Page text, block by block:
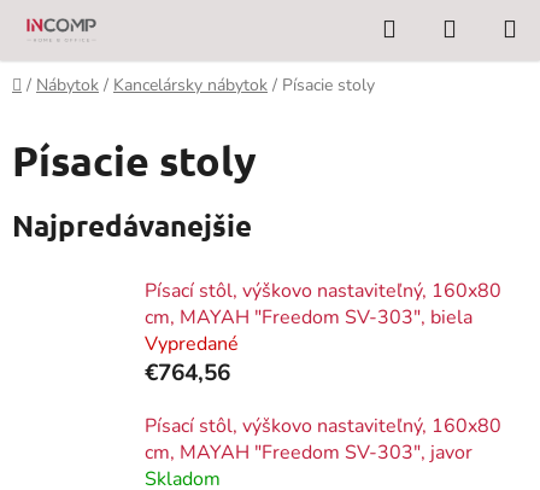
Prejsť
obsah
Hľadať
KOŠÍK
Domov
/ Nábytok / Kancelársky nábytok / Písacie stoly
Písacie stoly
Najpredávanejšie
Písací stôl, výškovo nastaviteľný, 160x80
cm, MAYAH "Freedom SV-303", biela
Vypredané
€764,56
Písací stôl, výškovo nastaviteľný, 160x80
cm, MAYAH "Freedom SV-303", javor
Skladom